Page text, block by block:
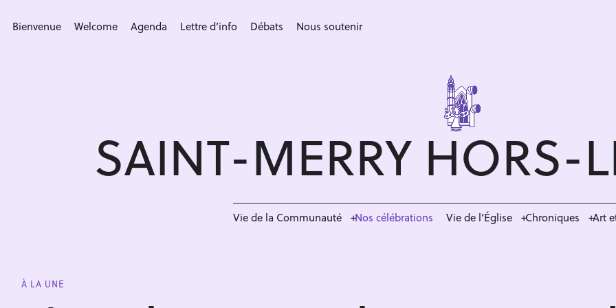
Bienvenue Welcome Agenda Lettre d’info Débats Nous soutenir
SAINT-MERRY HORS-
Vie de la Communauté Nos célébrations Vie de l’Église Chroniques Art
À LA UNE